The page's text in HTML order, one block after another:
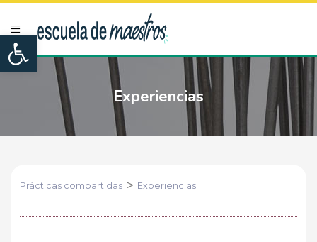
Open toolbar
Experiencias
Prácticas compartidas> Experiencias